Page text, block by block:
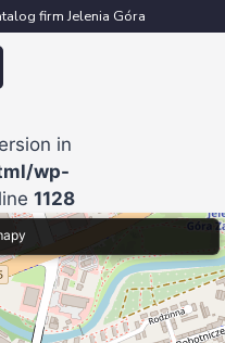
firm Jelenia Góra
in
wp-
1128